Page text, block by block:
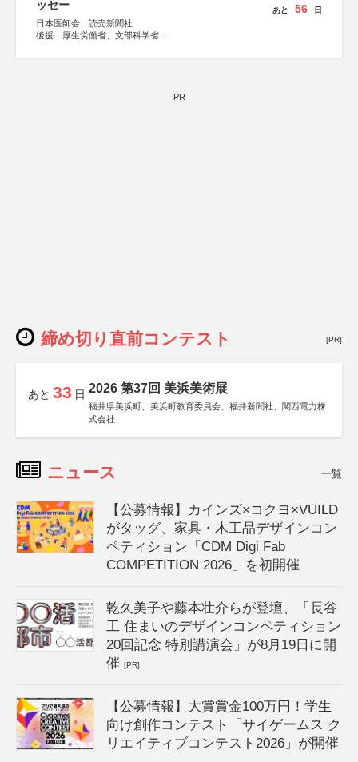
ッセー
日本医師会、読売新聞社
後援：厚生労働省、文部科学省
しん生命保険株式会社
あと 56 日
PR
締め切り直前コンテスト [PR]
あと 33 日 2026 第37回 美浜美術展
福井県美浜町、美浜町教育委員会、福井新聞社、関西電力株
式会社
ニュース 一覧
【公募情報】カインズ×コクヨ×VUILD
がタッグ、家具・木工品デザインコン
ペティション「CDM Digi Fab
COMPETITION 2026」を初開催
乾久美子や藤本壮介らが登壇、「長谷
工 住まいのデザインコンペティション
20回記念 特別講演会」が8月19日に開
催[PR]
【公募情報】大賞賞金100万円！学生
向け創作コンテスト「サイゲームス ク
リエイティブコンテスト2026」が開催